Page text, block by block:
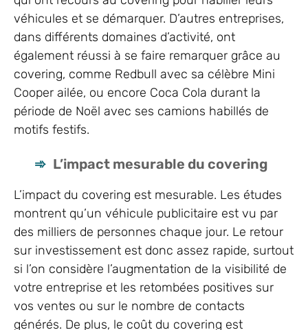
véhicules et se démarquer. D’autres entreprises,
dans différents domaines d’activité, ont
également réussi à se faire remarquer grâce au
covering, comme Redbull avec sa célèbre Mini
Cooper ailée, ou encore Coca Cola durant la
période de Noël avec ses camions habillés de
motifs festifs.
L’impact mesurable du covering
L’impact du covering est mesurable. Les études
montrent qu’un véhicule publicitaire est vu par
des milliers de personnes chaque jour. Le retour
sur investissement est donc assez rapide, surtout
si l’on considère l’augmentation de la visibilité de
votre entreprise et les retombées positives sur
vos ventes ou sur le nombre de contacts
générés. De plus, le coût du covering est